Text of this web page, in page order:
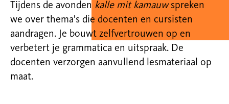
Tijdens de avonden kalle mit kamauwspreken
we over thema’s die docenten en cursisten
aandragen. Je bouwt zelfvertrouwen op en
verbetert je grammatica en uitspraak. De
docenten verzorgen aanvullend lesmateriaal op
maat.